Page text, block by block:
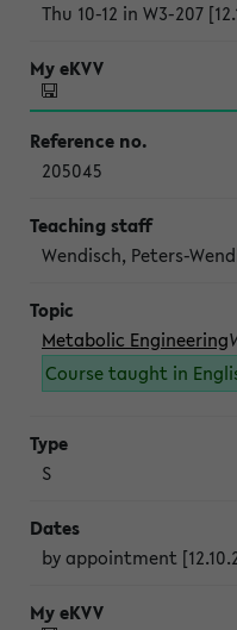
Thu 10-12 in W3-207
205045
Wendisch, Peters-
Metabolic Engineering
Course taught in
S
by appointment